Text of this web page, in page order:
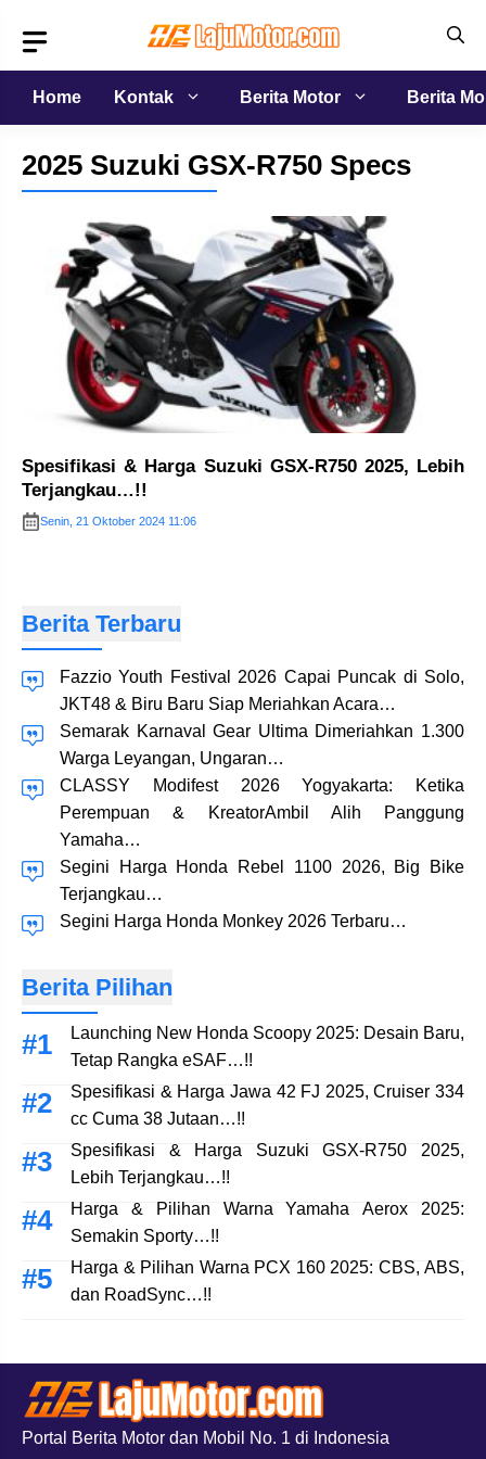
isi
Home
Kontak Berita Motor Berita
2025 Suzuki GSX-R750 Specs
Spesifikasi & Harga Suzuki GSX-R750 2025, Lebih
Terjangkau…!!
Senin, 21 Oktober 2024 11:06
Berita Terbaru
Fazzio Youth Festival 2026 Capai Puncak di Solo,
JKT48 & Biru Baru Siap Meriahkan Acara…
Semarak Karnaval Gear Ultima Dimeriahkan 1.300
Warga Leyangan, Ungaran…
CLASSY Modifest 2026 Yogyakarta: Ketika
Perempuan & KreatorAmbil Alih Panggung
Yamaha…
Segini Harga Honda Rebel 1100 2026, Big Bike
Terjangkau…
Segini Harga Honda Monkey 2026 Terbaru…
Berita Pilihan
Launching New Honda Scoopy 2025: Desain Baru,
Tetap Rangka eSAF…!!
Spesifikasi & Harga Jawa 42 FJ 2025, Cruiser 334
cc Cuma 38 Jutaan…!!
Spesifikasi & Harga Suzuki GSX-R750 2025,
Lebih Terjangkau…!!
Harga & Pilihan Warna Yamaha Aerox 2025:
Semakin Sporty…!!
Harga & Pilihan Warna PCX 160 2025: CBS, ABS,
dan RoadSync…!!
Portal Berita Motor dan Mobil No. 1 di Indonesia